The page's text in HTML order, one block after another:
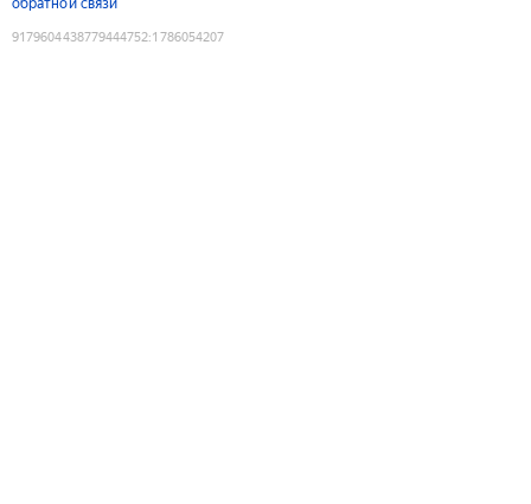
9179604438779444752:1786054207